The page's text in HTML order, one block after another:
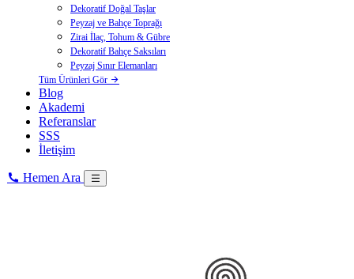
Dekoratif Doğal Taşlar
Peyzaj ve Bahçe Toprağı
Zirai İlaç, Tohum & Gübre
Dekoratif Bahçe Saksıları
Peyzaj Sınır Elemanları
Tüm Ürünleri Gör
Blog
Akademi
Referanslar
SSS
İletişim
Hemen Ara